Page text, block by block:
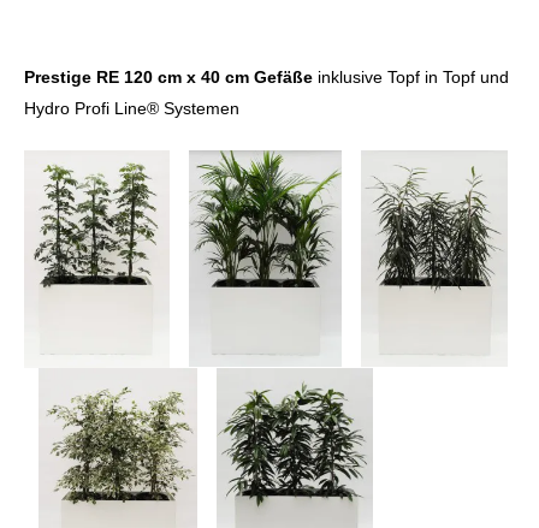
Prestige RE 120 cm x 40 cm Gefäße inklusive Topf in Topf und
Hydro Profi Line® Systemen